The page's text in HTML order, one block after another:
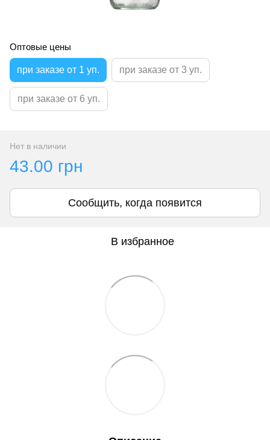
Оптовые цены
при заказе от 1 уп. при заказе от 3 уп.
при заказе от 6 уп.
Нет в наличии
43.00 грн
Сообщить, когда появится
В избранное